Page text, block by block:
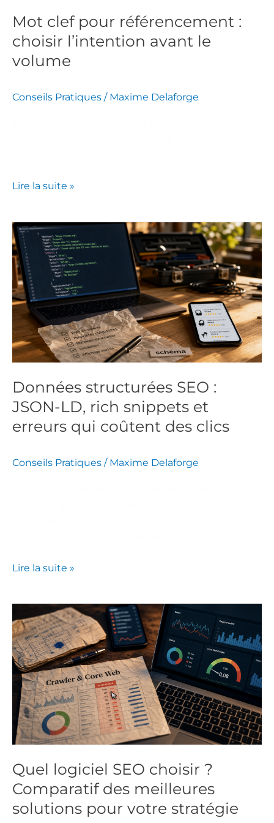
Mot clef pour référencement :
choisir l’intention avant le
volume
Conseils Pratiques / Maxime Delaforge
Lire la suite »
Données structurées SEO :
JSON-LD, rich snippets et
erreurs qui coûtent des clics
Conseils Pratiques / Maxime Delaforge
Données
structurées
SEO
JSON-
LD,
rich
snippets
et
qui
coûtent
des
Lire la suite »
Quel logiciel SEO choisir ?
Comparatif des meilleures
solutions pour votre stratégie
logiciel
SEO
choisir
?
Comparatif
des
meilleures
solutions
votre
stratégie